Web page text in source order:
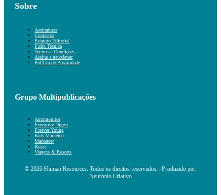
Sobre
Assinaturas
Contactos
Estatuto Editorial
Ficha Técnica
Termos e Condições
Assine a newsletter
Política de Privacidade
Grupo Multipublicações
Automonitor
Executive Digest
Forever Young
Kids Marketeer
Marketeer
Risco
Viagens & Resorts
© 2026 Human Resources. Todos os direitos reservados. | Produzido por:
Neurónio Criativo